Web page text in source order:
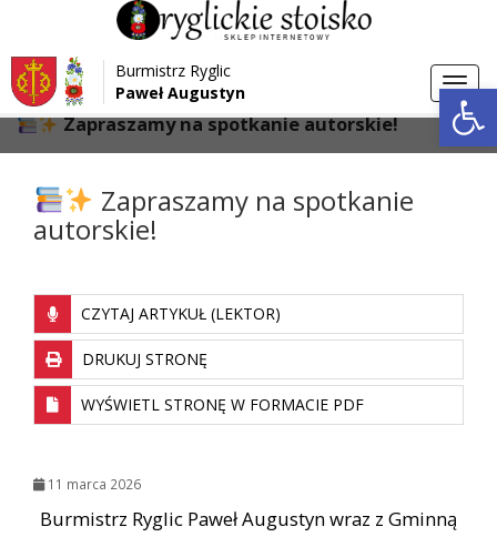
Przejdź do menu
Przejdź do głównej treści strony
Przejdź do stopki strony
Burmistrz Ryglic
Paweł Augustyn
Strona główna > Aktualności
Zapraszamy na spotkanie autorskie!
Zapraszamy na spotkanie
autorskie!
CZYTAJ ARTYKUŁ (LEKTOR)
DRUKUJ STRONĘ
WYŚWIETL STRONĘ W FORMACIE PDF
11 marca 2026
Burmistrz Ryglic Paweł Augustyn wraz z Gminną